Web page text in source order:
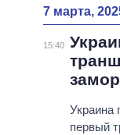
7 марта,
15:40
Украина
первый